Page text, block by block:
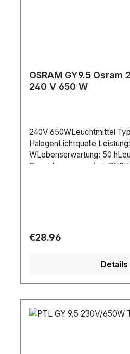
OSRAM GY9.5 Osram
240 V 650 W
240V 650WLeuchtmittel
HalogenLichtquelle
WLebenserwartung: 50
OsramLampensockel:
Regular price:
€28.96
Details